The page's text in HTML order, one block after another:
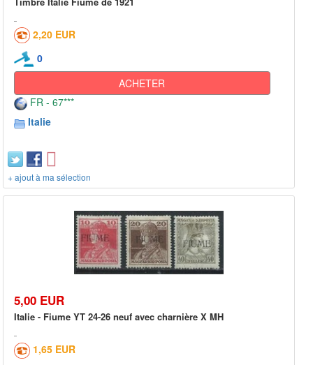
2,20 EUR
0
ACHETER
FR - 67***
Italie
+ ajout à ma sélection
5,00 EUR
Italie - Fiume YT 24-26 neuf avec charnière X MH
1,65 EUR